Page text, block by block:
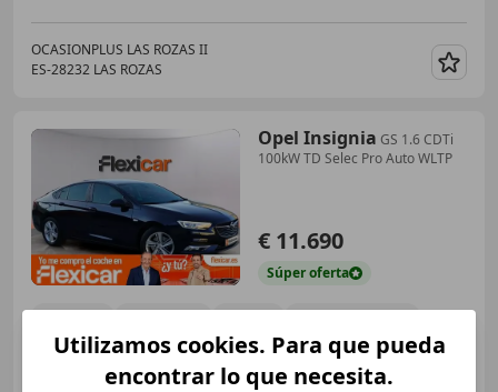
OCASIONPLUS LAS ROZAS II
ES-28232 LAS ROZAS
Opel Insignia GS 1.6 CDTi
100kW TD Selec Pro Auto WLTP
€ 11.690
Súperoferta
Utilizamos cookies. Para que pueda
encontrar lo que necesita.